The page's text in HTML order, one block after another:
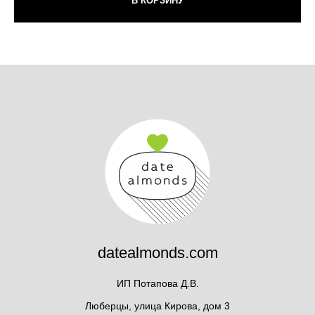
datealmonds.com
ИП Потапова Д.В.
Люберцы, улица Кирова, дом 3